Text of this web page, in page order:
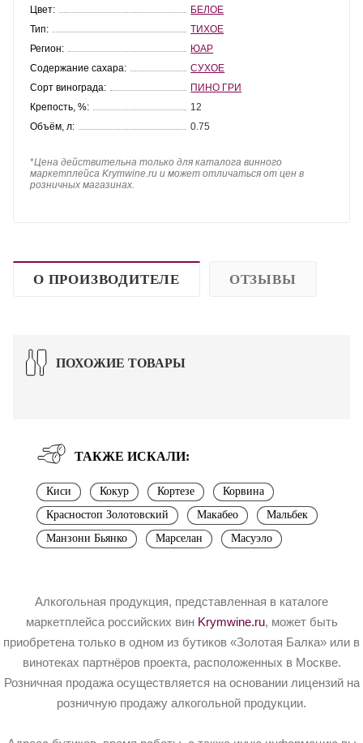
Цвет:
БЕЛОЕ
Тип:
ТИХОЕ
Регион:
ЮАР
Содержание сахара:
СУХОЕ
Сорт винограда:
ПИНО ГРИ
Крепость, %:
12
Объём, л:
0.75
*Цена действительна только для каталога винного
маркетплейса Krymwine.ru и может отличаться от цен в
розничных магазинах.
О ПРОИЗВОДИТЕЛЕ ОТЗЫВЫ
ПОХОЖИЕ ТОВАРЫ
ТАКЖЕ ИСКАЛИ:
Киси Кокур Кортезе
Корвина
Красностоп Золотовский
Макабео
Мальбек
Манзони Бьянко
Марселан Масуэло
Алкогольная продукция, представленная в каталоге
маркетплейса российских вин Krymwine.ru, может быть
приобретена только в одном из бутиков «Золотая Балка» или в
винотеках партнёров проекта, расположенных в Москве.
Розничная продажа осуществляется на основании лицензий на
розничную продажу алкогольной продукции.